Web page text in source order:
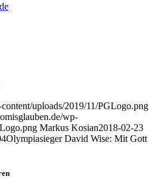
uploads/2019/11/PGLogo.png
wp-
Markus Kosian2018-02-23
Olympiasieger David Wise: Mit Gott